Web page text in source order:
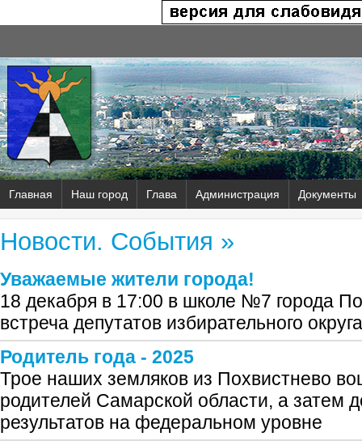
Главная Наш город Глава Администрация Документы
Новости. События »
Уважаемые жители города!
18 декабря в 17:00 в школе №7 города
встреча депутатов избирательного
Родитель года - 2025
Трое наших земляков из Похвистнево
родителей Самарской области, а затем
результатов на федеральном уровне